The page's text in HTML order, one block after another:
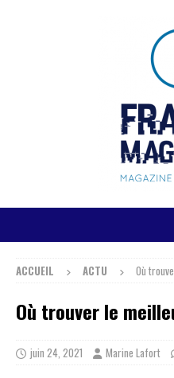
ACCUEIL ACTU Où
Où trouver le
juin 24, 2021 Marine Lafort